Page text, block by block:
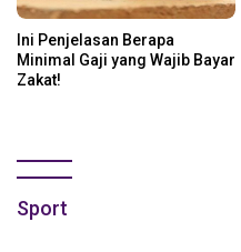
Ini Penjelasan Berapa
Minimal Gaji yang Wajib Bayar
Zakat!
Sport